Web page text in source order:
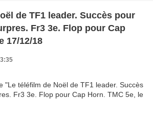
de TF1 leader. Succès pour
Fr3 3e. Flop pour Cap
17/12/18